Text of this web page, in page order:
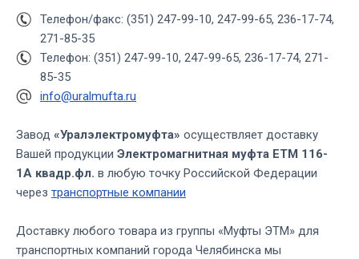
Телефон/факс: (351) 247-99-10, 247-99-65, 236-17-74,
271-85-35
Телефон: (351) 247-99-10, 247-99-65, 236-17-74, 271-
85-35
info@uralmufta.ru
Завод «Уралэлектромуфта» осуществляет доставку
Вашей продукции Электромагнитная муфта ЕТМ 116-
1А квадр.фл. в любую точку Российской Федерации
через транспортные компании
Доставку любого товара из группы «Муфты ЭТМ» для
транспортных компаний города Челябинска мы